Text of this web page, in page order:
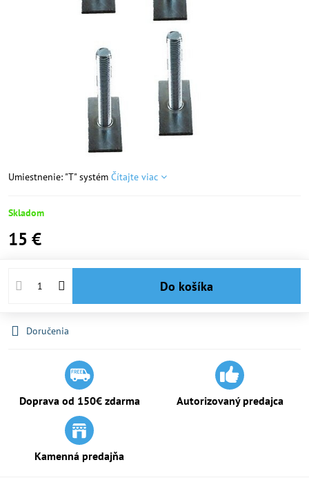
Umiestnenie: "T" systém Čítajte viac
Skladom
15 €
Do košíka
Doručenia
Doprava od 150€ zdarma Autorizovaný predajca
Kamenná predajňa